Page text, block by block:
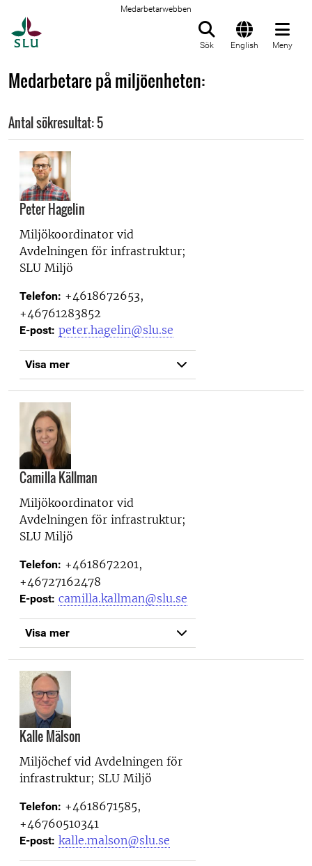
Medarbetarwebben
Sök English Meny
Medarbetare på miljöenheten:
Antal sökresultat: 5
Peter Hagelin
Miljökoordinator vid
Avdelningen för infrastruktur;
SLU Miljö
Telefon: +4618672653,
+46761283852
E-post: peter.hagelin@slu.se
Visa mer
Camilla Källman
Miljökoordinator vid
Avdelningen för infrastruktur;
SLU Miljö
Telefon: +4618672201,
+46727162478
E-post: camilla.kallman@slu.se
Visa mer
Kalle Mälson
Miljöchef vidAvdelningen för
infrastruktur; SLU Miljö
Telefon: +4618671585,
+46760510341
E-post: kalle.malson@slu.se